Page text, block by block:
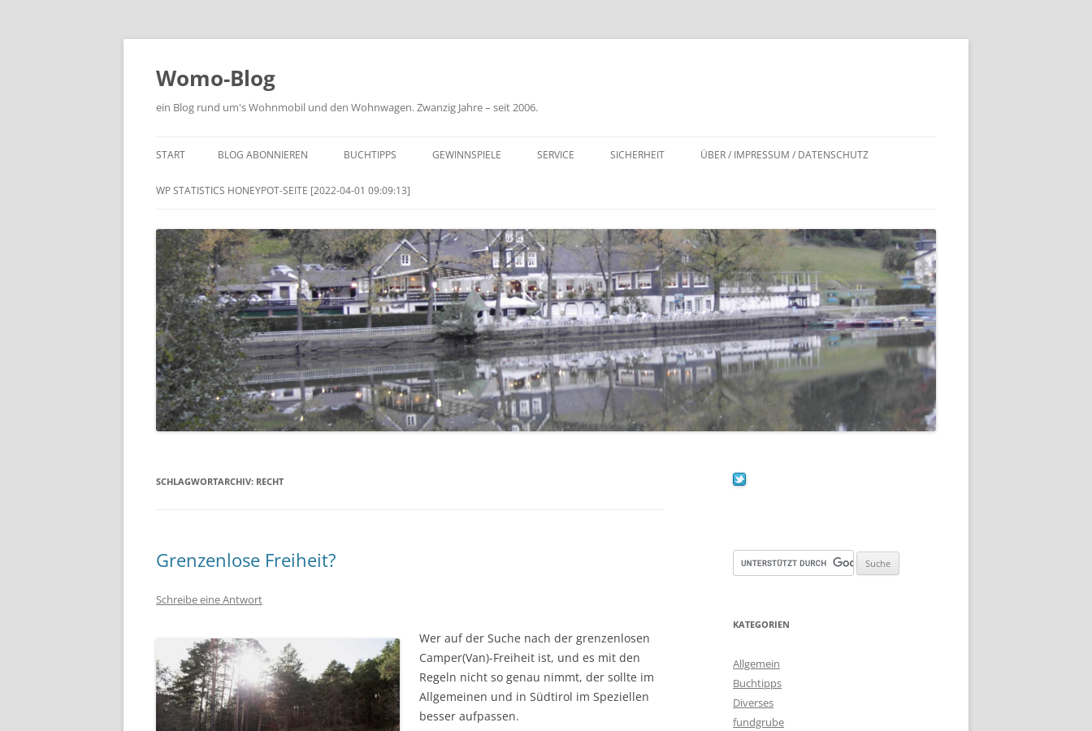
Zum
Womo-Blog
ein Blog rund um's Wohnmobil und den Wohnwagen. Zwanzig Jahre – seit 2006.
START BLOG ABONNIEREN BUCHTIPPS GEWINNSPIELE SERVICE SICHERHEIT ÜBER / IMPRESSUM / DATENSCHUTZ
WP STATISTICS HONEYPOT-SEITE [2022-04-01 09:09:13]
SCHLAGWORTARCHIV: RECHT
Grenzenlose Freiheit?
Schreibe eine Antwort
Wer auf der Suche nach der grenzenlosen
Camper(Van)-Freiheit ist, und es mit den
Regeln nicht so genau nimmt, der sollte im
Allgemeinen und in Südtirol im Speziellen
besser aufpassen.
KATEGORIEN
Allgemein
Buchtipps
Diverses
fundgrube